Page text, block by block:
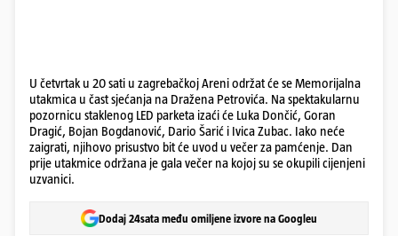
U četvrtak u 20 sati u zagrebačkoj Areni održat će se Memorijalna
utakmica u čast sjećanja na Dražena Petrovića. Na spektakularnu
pozornicu staklenog LED parketa izaći će Luka Dončić, Goran
Dragić, Bojan Bogdanović, Dario Šarić i Ivica Zubac. Iako neće
zaigrati, njihovo prisustvo bit će uvod u večer za pamćenje. Dan
prije utakmice održana je gala večer na kojoj su se okupili cijenjeni
uzvanici.
Dodaj 24sata među omiljene izvore na Googleu